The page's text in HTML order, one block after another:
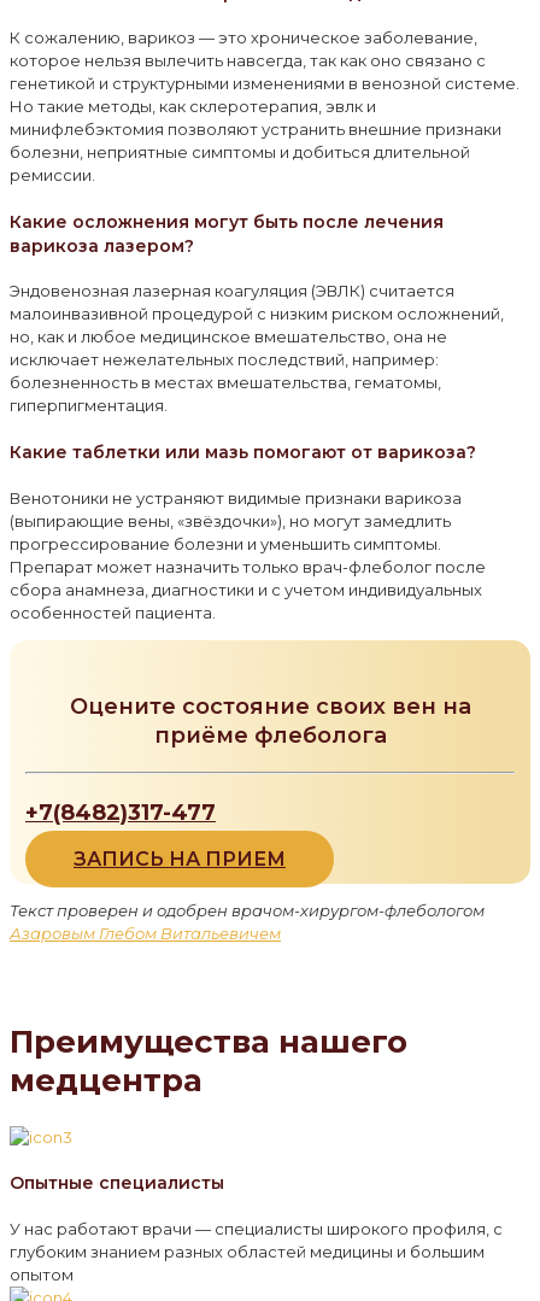
К сожалению, варикоз — это хроническое заболевание,
которое нельзя вылечить навсегда, так как оно связано с
генетикой и структурными изменениями в венозной системе.
Но такие методы, как склеротерапия, эвлк и
минифлебэктомия позволяют устранить внешние признаки
болезни, неприятные симптомы и добиться длительной
ремиссии.
Какие осложнения могут быть после лечения
варикоза лазером?
Эндовенозная лазерная коагуляция (ЭВЛК) считается
малоинвазивной процедурой с низким риском осложнений,
но, как и любое медицинское вмешательство, она не
исключает нежелательных последствий, например:
болезненность в местах вмешательства, гематомы,
гиперпигментация.
Какие таблетки или мазь помогают от варикоза?
Венотоники не устраняют видимые признаки варикоза
(выпирающие вены, «звёздочки»), но могут замедлить
прогрессирование болезни и уменьшить симптомы.
Препарат может назначить только врач-флеболог после
сбора анамнеза, диагностики и с учетом индивидуальных
особенностей пациента.
Оцените состояние своих вен на
приёме флеболога
+7(8482)317-477
ЗАПИСЬ НА ПРИЕМ
Текст проверен и одобрен врачом-хирургом-флебологом
Азаровым Глебом Витальевичем
Преимущества нашего
медцентра
Опытные специалисты
У нас работают врачи — специалисты широкого профиля, с
глубоким знанием разных областей медицины и большим
опытом